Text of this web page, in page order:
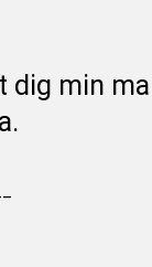
dig min